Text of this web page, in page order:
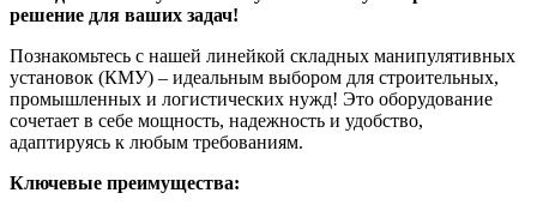
решение для ваших задач!
Познакомьтесь с нашей линейкой складных манипулятивных
установок (КМУ) – идеальным выбором для строительных,
промышленных и логистических нужд! Это оборудование
сочетает в себе мощность, надежность и удобство,
адаптируясь к любым требованиям.
Ключевые преимущества: